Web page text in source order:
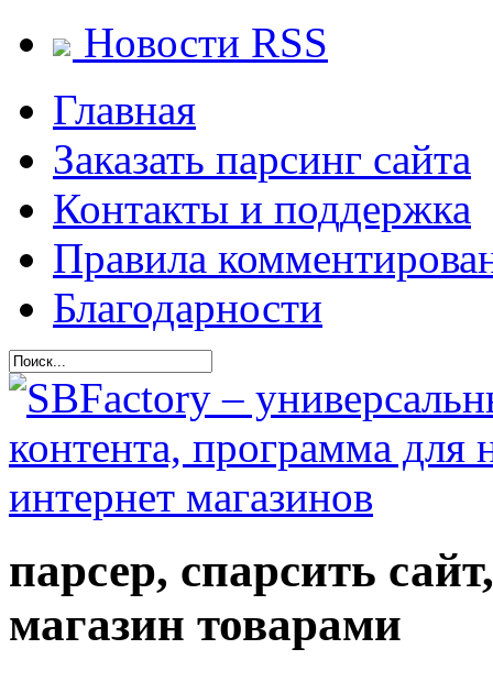
Новости RSS
Главная
Заказать парсинг сайта
Контакты и поддержка
Правила
Благодарности
парсер, спарсить
магазин товарами